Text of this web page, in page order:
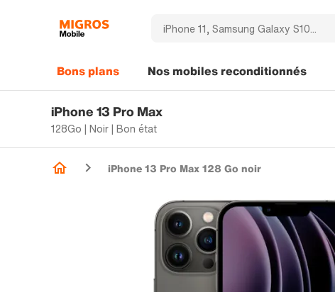
Bons plans Nos mobiles reconditionnés
iPhone 13 Pro Max
128Go | Noir | Bon état
iPhone 13 Pro Max 128 Go noir